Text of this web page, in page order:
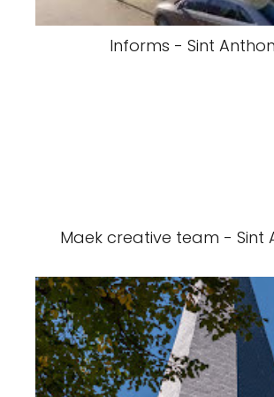
Informs - Sint
Maek creative team - Sint